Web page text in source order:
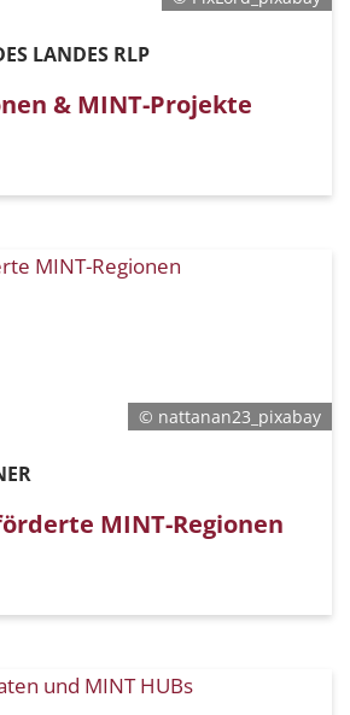
LANDES RLP
& MINT-Projekte
© nattanan23_pixabay
MINT-Regionen